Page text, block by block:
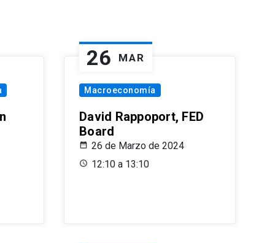
26 MAR
Macroeconomía
David Rappoport, FED
Board
26 de Marzo de 2024
12:10 a 13:10